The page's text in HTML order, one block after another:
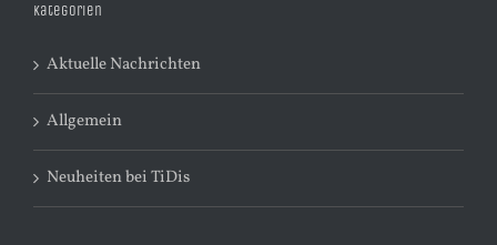
Kategorien
Aktuelle Nachrichten
Allgemein
Neuheiten bei TiDis